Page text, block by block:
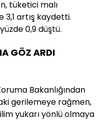
tüketici malı
artış kaydetti.
0,9 düştü.
GÖZ ARDI
Bakanlığından
gerilemeye rağmen,
yukarı yönlü olmaya